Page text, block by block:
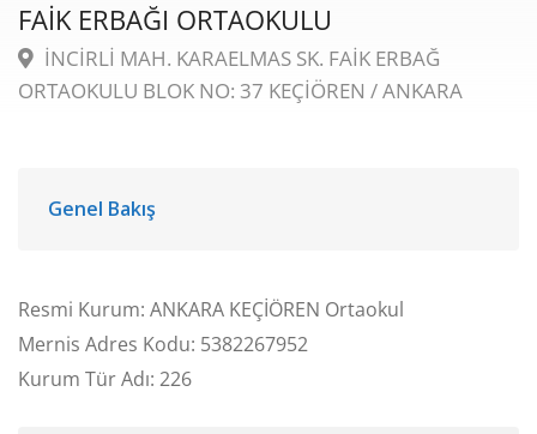
FAİK ERBAĞI ORTAOKULU
İNCİRLİ MAH. KARAELMAS SK. FAİK ERBAĞ
ORTAOKULU BLOK NO: 37 KEÇİÖREN / ANKARA
Genel Bakış
Resmi Kurum: ANKARA KEÇİÖREN Ortaokul
Mernis Adres Kodu: 5382267952
Kurum Tür Adı: 226